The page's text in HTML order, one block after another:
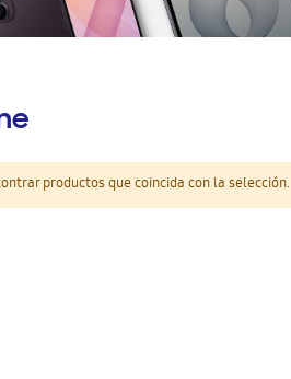
productos que coincida con la selección.